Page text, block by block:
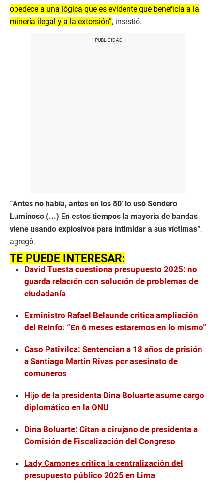
obedece a una lógica que es evidente que beneficia a la
minería ilegal y a la extorsión”, insistió.
“Antes no había, antes en los 80′ lo usó Sendero
Luminoso (...) En estos tiempos la mayoría de bandas
viene usando explosivos para intimidar a sus víctimas”,
agregó.
TE PUEDE INTERESAR:
David Tuesta cuestiona presupuesto 2025: no
guarda relación con solución de problemas de
ciudadanía
Exministro Rafael Belaunde critica ampliación
del Reinfo: “En 6 meses estaremos en lo mismo”
Caso Pativilca: Sentencian a 18 años de prisión
a Santiago Martín Rivas por asesinato de
comuneros
Hijo de la presidenta Dina Boluarte asume cargo
diplomático en la ONU
Dina Boluarte: Citan a cirujano de presidenta a
Comisión de Fiscalización del Congreso
Lady Camones critica la centralización del
presupuesto público 2025 en Lima